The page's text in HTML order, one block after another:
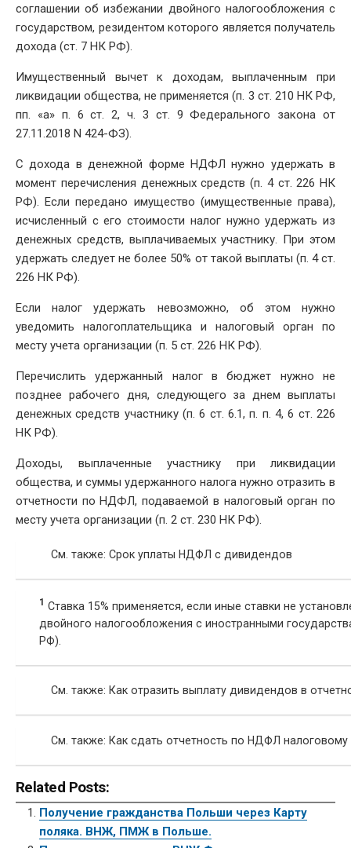
соглашении об избежании двойного налогообложения с
государством, резидентом которого является получатель
дохода (ст. 7 НК РФ).
Имущественный вычет к доходам, выплаченным при
ликвидации общества, не применяется (п. 3 ст. 210 НК РФ,
пп. «а» п. 6 ст. 2, ч. 3 ст. 9 Федерального закона от
27.11.2018 N 424-ФЗ).
С дохода в денежной форме НДФЛ нужно удержать в
момент перечисления денежных средств (п. 4 ст. 226 НК
РФ). Если передано имущество (имущественные права),
исчисленный с его стоимости налог нужно удержать из
денежных средств, выплачиваемых участнику. При этом
удержать следует не более 50% от такой выплаты (п. 4 ст.
226 НК РФ).
Если налог удержать невозможно, об этом нужно
уведомить налогоплательщика и налоговый орган по
месту учета организации (п. 5 ст. 226 НК РФ).
Перечислить удержанный налог в бюджет нужно не
позднее рабочего дня, следующего за днем выплаты
денежных средств участнику (п. 6 ст. 6.1, п. п. 4, 6 ст. 226
НК РФ).
Доходы, выплаченные участнику при ликвидации
общества, и суммы удержанного налога нужно отразить в
отчетности по НДФЛ, подаваемой в налоговый орган по
месту учета организации (п. 2 ст. 230 НК РФ).
См. также: Срок уплаты НДФЛ с дивидендов
1 Ставка 15% применяется, если иные ставки не
двойного налогообложения с иностранными
РФ).
См. также: Как отразить выплату дивидендов в
См. также: Как сдать отчетность по НДФЛ налоговому
Related Posts:
Получение гражданства Польши через Карту
поляка. ВНЖ, ПМЖ в Польше.